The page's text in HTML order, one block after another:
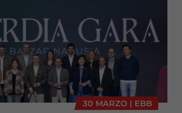
30 MARZO | EBB